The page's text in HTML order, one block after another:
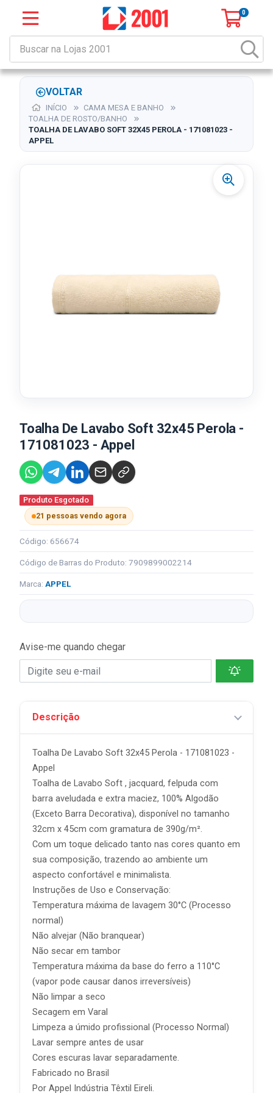
0
VOLTAR
INÍCIO
CAMA MESA E BANHO
TOALHA DE ROSTO/BANHO
TOALHA DE LAVABO SOFT 32X45 PEROLA - 171081023 -
APPEL
Toalha De Lavabo Soft 32x45 Perola -
171081023 - Appel
Produto Esgotado
21 pessoas vendo agora
Código: 656674
Código de Barras do Produto: 7909899002214
Marca: APPEL
Avise-me quando chegar
Descrição
Toalha De Lavabo Soft 32x45 Perola - 171081023 -
Appel
Toalha de Lavabo Soft , jacquard, felpuda com
barra aveludada e extra maciez, 100% Algodão
(Exceto Barra Decorativa), disponível no tamanho
32cm x 45cm com gramatura de 390g/m².
Com um toque delicado tanto nas cores quanto em
sua composição, trazendo ao ambiente um
aspecto confortável e minimalista.
Instruções de Uso e Conservação:
Temperatura máxima de lavagem 30°C (Processo
normal)
Não alvejar (Não branquear)
Não secar em tambor
Temperatura máxima da base do ferro a 110°C
(vapor pode causar danos irreversíveis)
Não limpar a seco
Secagem em Varal
Limpeza a úmido profissional (Processo Normal)
Lavar sempre antes de usar
Cores escuras lavar separadamente.
Fabricado no Brasil
Por Appel Indústria Têxtil Eireli.